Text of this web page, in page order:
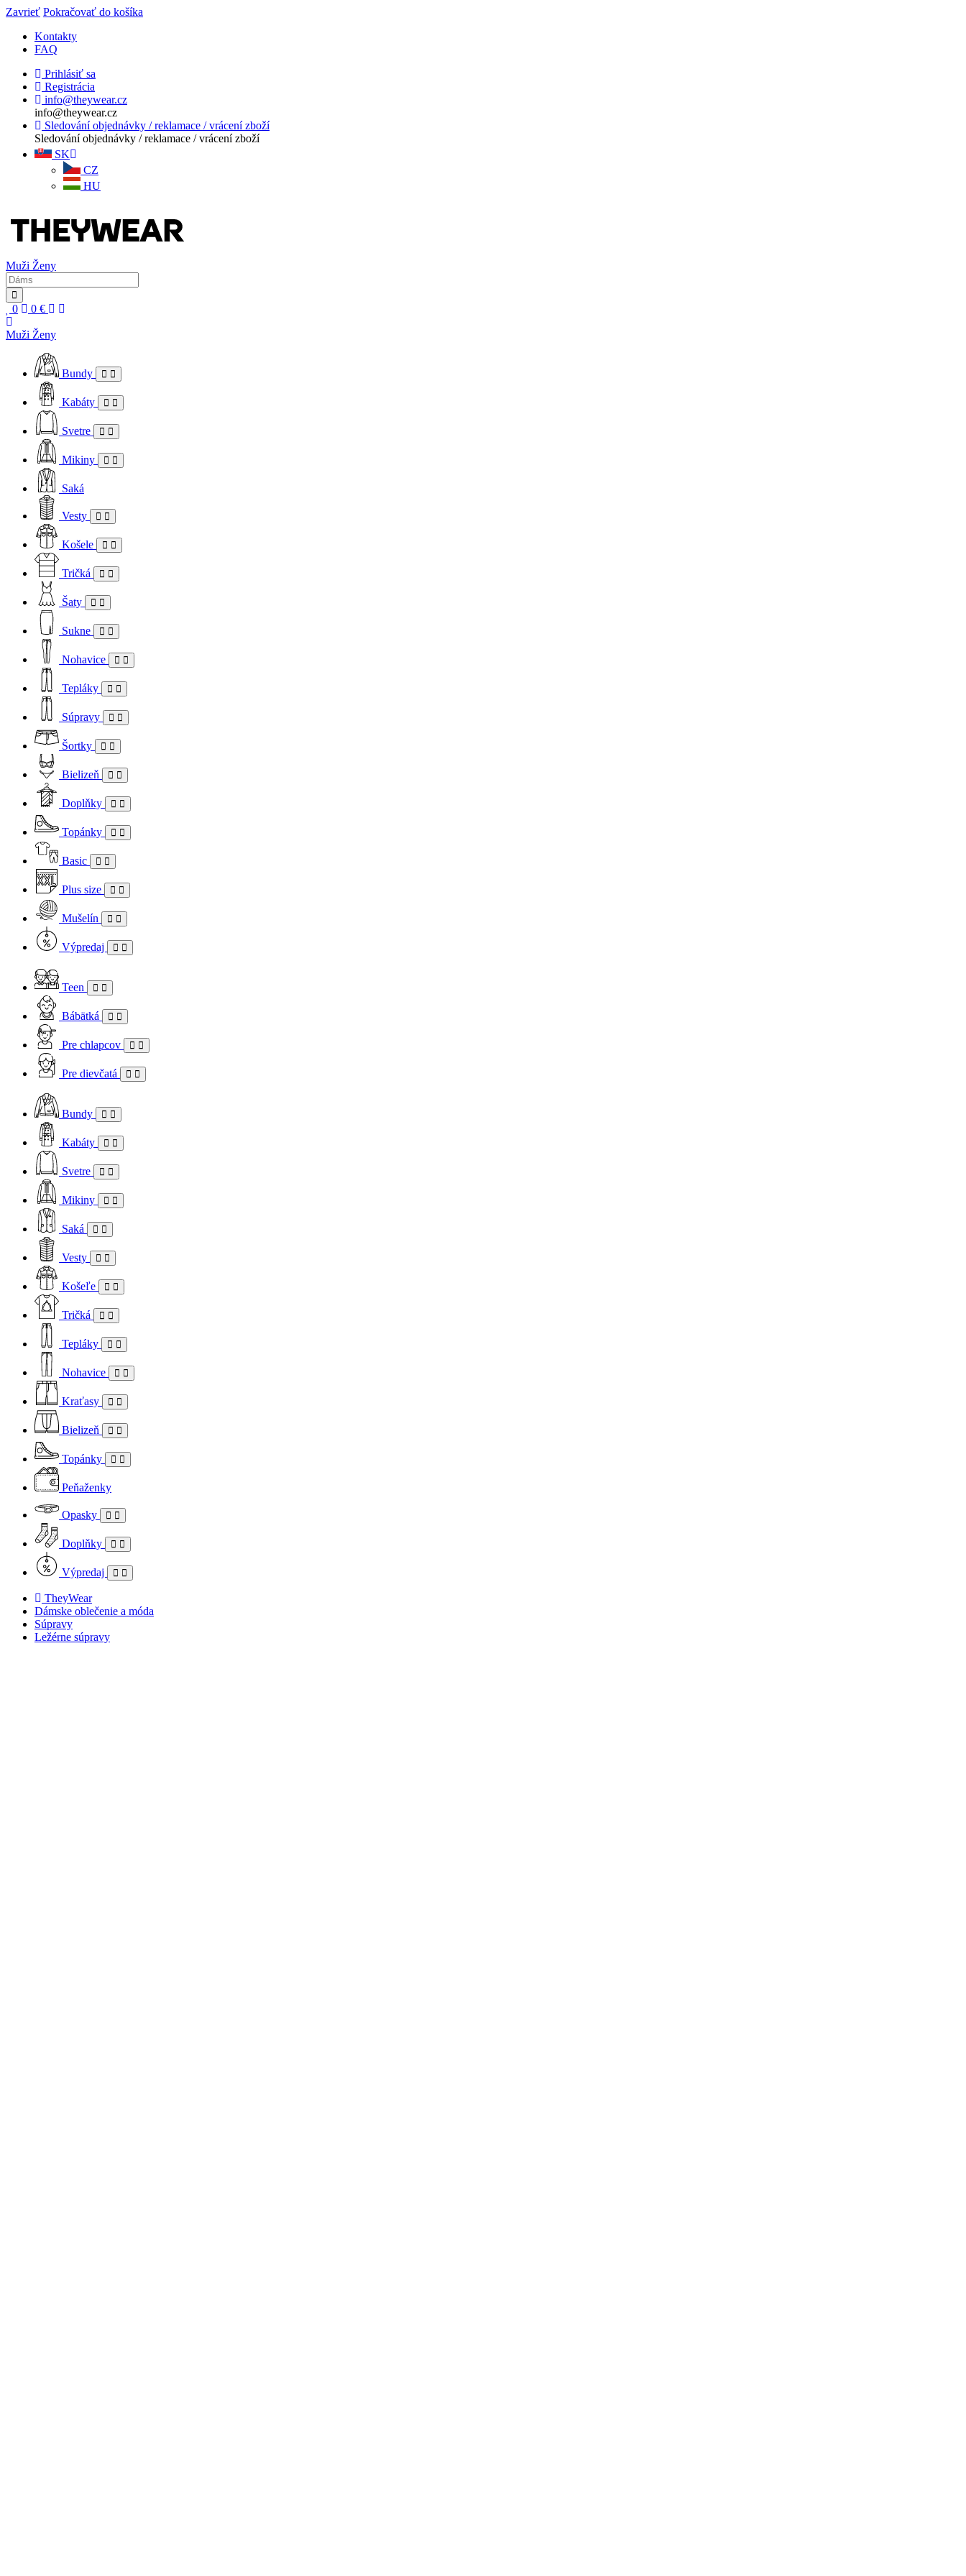
Zavrieť Pokračovať do košíka
Kontakty
FAQ
Prihlásiť sa
Registrácia
info@theywear.cz
info@theywear.cz
Sledování objednávky / reklamace / vrácení zboží
Sledování objednávky / reklamace / vrácení zboží
SK
CZ
HU
Muži Ženy
0 0 €
Muži Ženy
Bundy
Kabáty
Svetre
Mikiny
Saká
Vesty
Košele
Tričká
Šaty
Sukne
Nohavice
Tepláky
Súpravy
Šortky
Bielizeň
Doplňky
Topánky
Basic
Plus size
Mušelín
Výpredaj
Teen
Bábätká
Pre chlapcov
Pre dievčatá
Bundy
Kabáty
Svetre
Mikiny
Saká
Vesty
Košeľe
Tričká
Tepláky
Nohavice
Kraťasy
Bielizeň
Topánky
Peňaženky
Opasky
Doplňky
Výpredaj
TheyWear
Dámske oblečenie a móda
Súpravy
Ležérne súpravy